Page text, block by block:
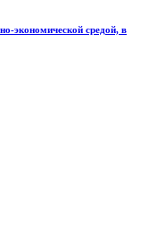
экономической средой, в